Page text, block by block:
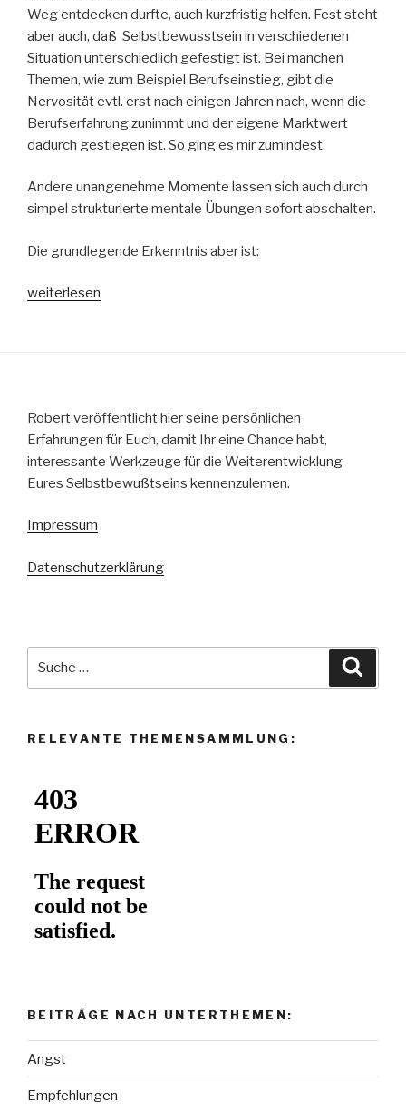
Weg entdecken durfte, auch kurzfristig helfen. Fest steht
aber auch, daß Selbstbewusstsein in verschiedenen
Situation unterschiedlich gefestigt ist. Bei manchen
Themen, wie zum Beispiel Berufseinstieg, gibt die
Nervosität evtl. erst nach einigen Jahren nach, wenn die
Berufserfahrung zunimmt und der eigene Marktwert
dadurch gestiegen ist. So ging es mir zumindest.
Andere unangenehme Momente lassen sich auch durch
simpel strukturierte mentale Übungen sofort abschalten.
Die grundlegende Erkenntnis aber ist:
„Selbstvertrauen
weiterlesen
Robert veröffentlicht hier seine persönlichen
Erfahrungen für Euch, damit Ihr eine Chance habt,
interessante Werkzeuge für die Weiterentwicklung
Eures Selbstbewußtseins kennenzulernen.
Impressum
Datenschutzerklärung
RELEVANTE THEMENSAMMLUNG:
BEITRÄGE NACH UNTERTHEMEN:
Angst
Empfehlungen